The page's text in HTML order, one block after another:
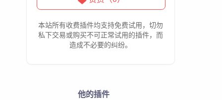
本站所有收费插件均支持免费试用，切勿
私下交易或购买不可正常试用的插件，而
造成不必要的纠纷。
他的插件